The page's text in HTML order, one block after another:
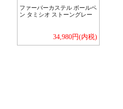
ファーバーカステル ボールペ
ン タミシオ ストーングレー
34,980円(内税)